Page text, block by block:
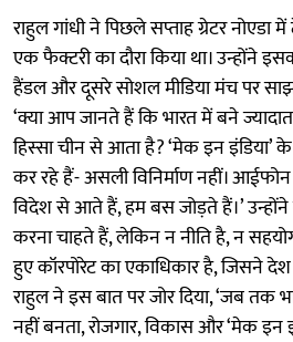
राहुल गांधी ने पिछले सप्ताह ग्रेटर नोएडा
एक फैक्टरी का दौरा किया था। उन्होंने
हैंडल और दूसरे सोशल मीडिया मंच पर
‘क्या आप जानते हैं कि भारत में बने
हिस्सा चीन से आता है? ‘मेक इन
कर रहे हैं- असली विनिर्माण नहीं।
विदेश से आते हैं, हम बस जोड़ते हैं।’ उन्होंने
करना चाहते हैं, लेकिन न नीति है, न
हुए कॉरपोरेट का एकाधिकार है, जिसने
राहुल ने इस बात पर जोर दिया, ‘जब तक
नहीं बनता, रोजगार, विकास और ‘मेक इन